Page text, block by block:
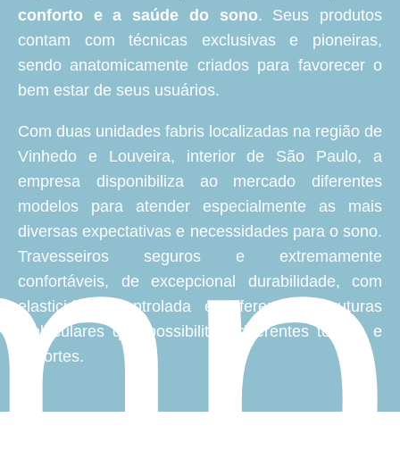
conforto e a saúde do sono. Seus produtos
contam com técnicas exclusivas e pioneiras,
sendo anatomicamente criados para favorecer o
bem estar de seus usuários.
Com duas unidades fabris localizadas na região de
Vinhedo e Louveira, interior de São Paulo, a
empresa disponibiliza ao mercado diferentes
modelos para atender especialmente as mais
diversas expectativas e necessidades para o sono.
Travesseiros seguros e extremamente
confortáveis, de excepcional durabilidade, com
elasticidade controlada e diferentes estruturas
moleculares que possibilitam diferentes toques e
suportes.